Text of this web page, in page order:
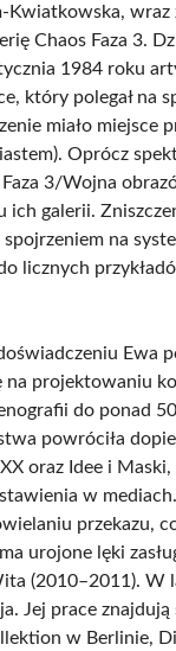
wraz
Chaos Faza 3.
1984 roku
który polegał na
miało miejsce
Oprócz
3/Wojna
ich galerii.
na
licznych
Ewa
na projektowaniu
do ponad
powróciła
oraz Idee i
w
przekazu,
urojone lęki
(2010–2011). W
Jej prace
w Berlinie,